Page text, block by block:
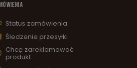
Status zamówienia
Śledzenie przesyłki
Chcę zareklamować
produkt